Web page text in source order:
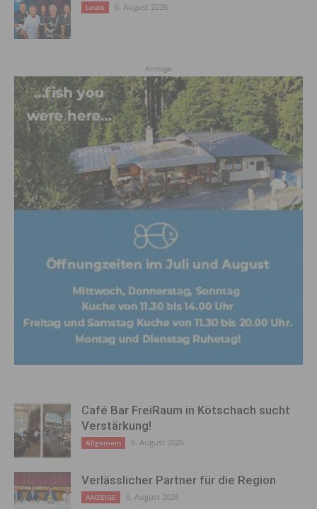
Leute 6. August 2026
Anzeige
Café Bar FreiRaum in Kötschach sucht
Verstärkung!
Allgemein 6. August 2026
Verlässlicher Partner für die Region
ANZEIGE 6. August 2026